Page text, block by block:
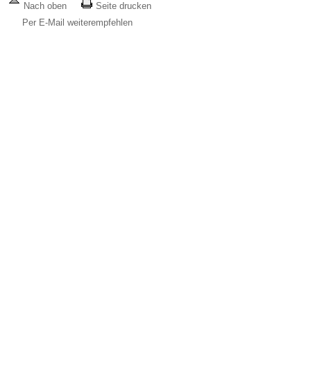
Nach oben
Seite drucken
Per E-Mail weiterempfehlen